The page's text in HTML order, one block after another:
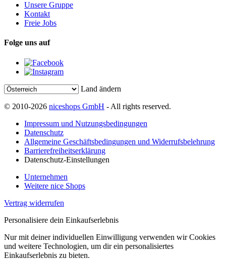
Unsere Gruppe
Kontakt
Freie Jobs
Folge uns auf
Land ändern
© 2010-2026 niceshops GmbH - All rights reserved.
Impressum und Nutzungsbedingungen
Datenschutz
Allgemeine Geschäftsbedingungen und Widerrufsbelehrung
Barrierefreiheitserklärung
Datenschutz-Einstellungen
Unternehmen
Weitere nice Shops
Vertrag widerrufen
Personalisiere dein Einkaufserlebnis
Nur mit deiner individuellen Einwilligung verwenden wir Cookies
und weitere Technologien, um dir ein personalisiertes
Einkaufserlebnis zu bieten.